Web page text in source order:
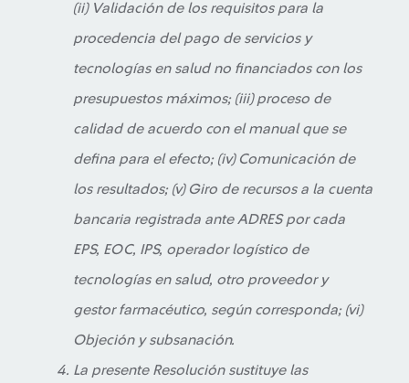
(ii) Validación de los requisitos para la
procedencia del pago de servicios y
tecnologías en salud no financiados con los
presupuestos máximos; (iii) proceso de
calidad de acuerdo con el manual que se
defina para el efecto; (iv) Comunicación de
los resultados; (v) Giro de recursos a la cuenta
bancaria registrada ante ADRES por cada
EPS, EOC, IPS, operador logístico de
tecnologías en salud, otro proveedor y
gestor farmacéutico, según corresponda; (vi)
Objeción y subsanación.
La presente Resolución sustituye las